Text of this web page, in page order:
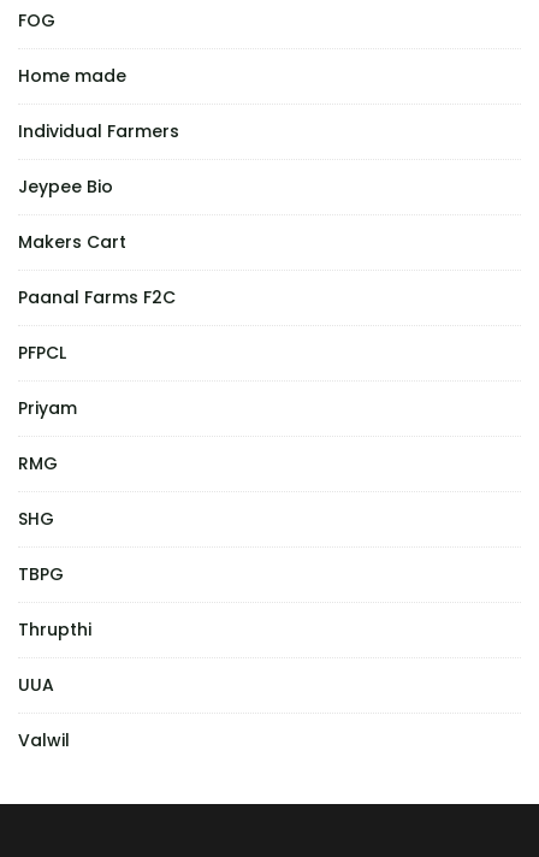
FOG
Home made
Individual Farmers
Jeypee Bio
Makers Cart
Paanal Farms F2C
PFPCL
Priyam
RMG
SHG
TBPG
Thrupthi
UUA
Valwil